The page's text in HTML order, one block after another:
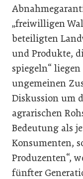
„freiwilligen
beteiligten
und Produkte,
spiegeln“
ungemeinen
Diskussion um
agrarischen
Bedeutung als
Konsumenten,
Produzenten“,
fünfter